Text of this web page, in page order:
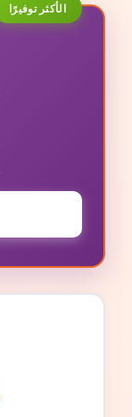
الأكثر توفيرًا